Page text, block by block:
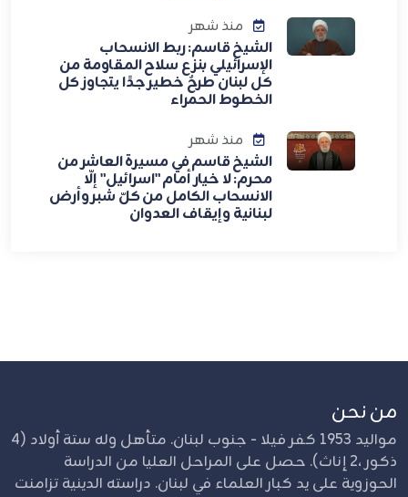
منذ شهر
الشيخ قاسم: ربط الانسحاب
الإسرائيلي بنزع سلاح المقاومة من
كل لبنان طرحٌ خطير جدًا يتجاوز كل
الخطوط الحمراء
منذ شهر
الشيخ قاسم في مسيرة العاشر من
محرم: لا خيار أمام "اسرائيل" إلّا
الانسحاب الكامل من كلّ شبر وأرض
لبنانية وإيقاف العدوان
من نحن
مواليد 1953 كفر فيلا - جنوب لبنان. متأهل وله ستة أولاد (4
ذكور ،2 إناث). حصل على المراحل العليا من الدراسة
الحوزوية على يد كبار العلماء في لبنان. دراسته الدينية تزامنت